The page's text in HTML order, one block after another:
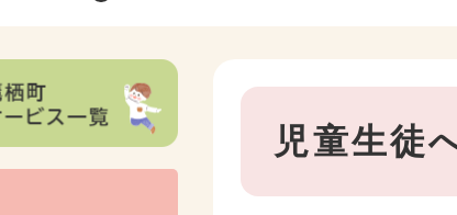
本
児童生徒